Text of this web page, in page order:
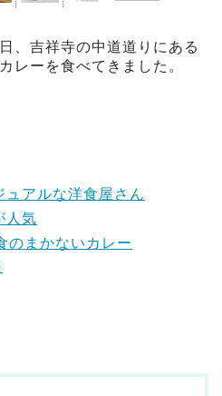
、吉祥寺の中道道りにある
レーを食べてきました。
ュアルな洋食屋さん
人気
のまかないカレー